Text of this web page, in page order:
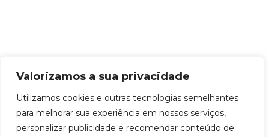
Valorizamos a sua privacidade
Utilizamos cookies e outras tecnologias semelhantes
para melhorar sua experiência em nossos serviços,
personalizar publicidade e recomendar conteúdo de